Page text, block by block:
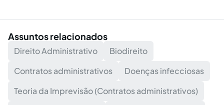
Assuntos relacionados
Direito Administrativo
Biodireito
Contratos administrativos
Doenças infecciosas
Teoria da Imprevisão (Contratos administrativos)